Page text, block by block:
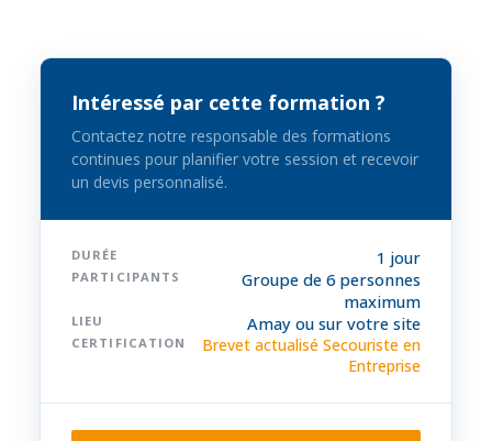
Intéressé par cette formation ?
Contactez notre responsable des formations
continues pour planifier votre session et recevoir
un devis personnalisé.
DURÉE 1 jour
PARTICIPANTS
Groupe de 6 personnes
maximum
LIEU Amay ou sur votre site
CERTIFICATION
Brevet actualisé Secouriste en
Entreprise